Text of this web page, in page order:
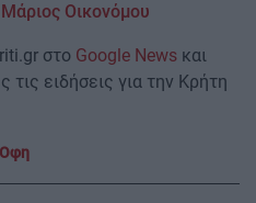
Οικονόμου
στο Google News και
ειδήσεις για την Κρήτη
Οφη